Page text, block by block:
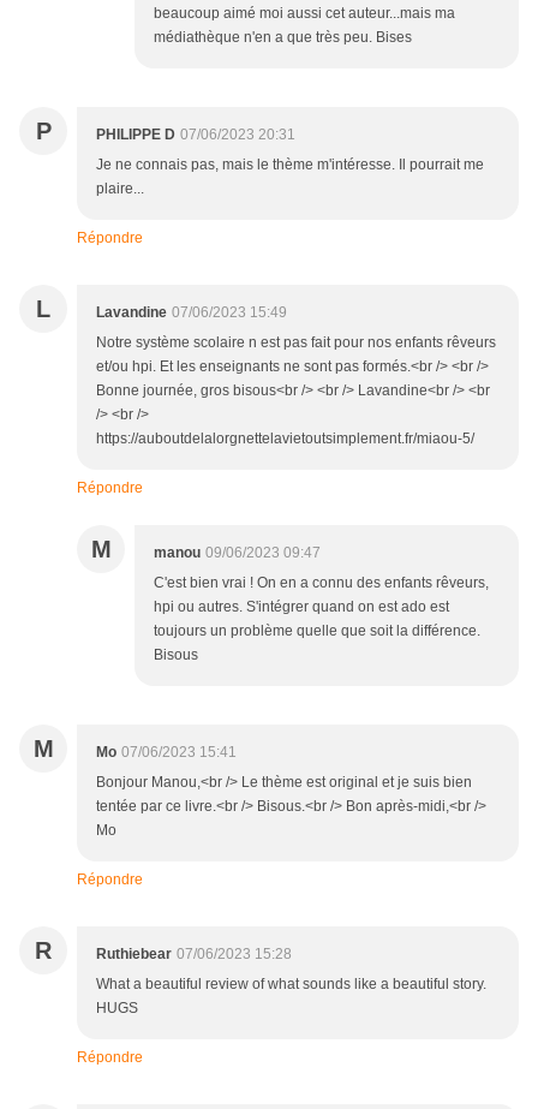
beaucoup aimé moi aussi cet auteur...mais ma
médiathèque n'en a que très peu. Bises
P PHILIPPE D 07/06/2023 20:31
Je ne connais pas, mais le thème m'intéresse. Il pourrait me
plaire...
Répondre
L Lavandine 07/06/2023 15:49
Notre système scolaire n est pas fait pour nos enfants rêveurs
et/ou hpi. Et les enseignants ne sont pas formés.<br /> <br />
Bonne journée, gros bisous<br /> <br /> Lavandine<br /> <br
/> <br />
https://auboutdelalorgnettelavietoutsimplement.fr/miaou-5/
Répondre
M manou 09/06/2023 09:47
C'est bien vrai ! On en a connu des enfants rêveurs,
hpi ou autres. S'intégrer quand on est ado est
toujours un problème quelle que soit la différence.
Bisous
M Mo 07/06/2023 15:41
Bonjour Manou,<br /> Le thème est original et je suis bien
tentée par ce livre.<br /> Bisous.<br /> Bon après-midi,<br />
Mo
Répondre
R Ruthiebear 07/06/2023 15:28
What a beautiful review of what sounds like a beautiful story.
HUGS
Répondre